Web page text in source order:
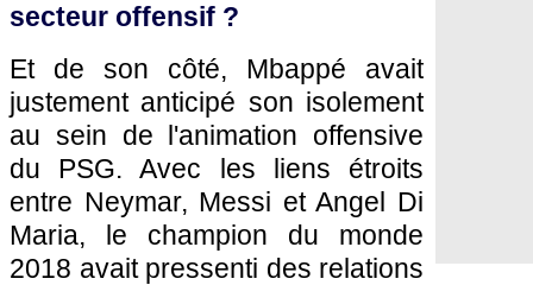
secteur offensif ?
Et de son côté, Mbappé avait
justement anticipé son isolement
au sein de l'animation offensive
du PSG. Avec les liens étroits
entre Neymar, Messi et Angel Di
Maria, le champion du monde
2018 avait pressenti des relations